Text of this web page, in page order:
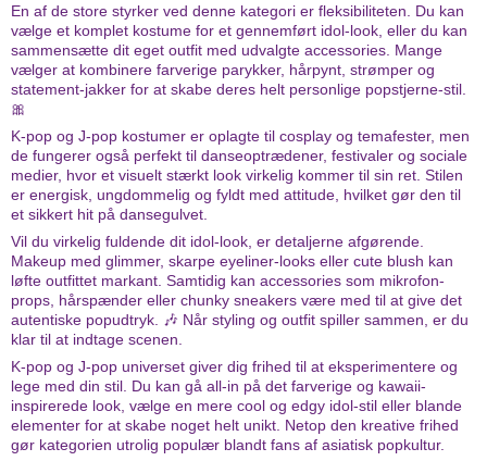
En af de store styrker ved denne kategori er fleksibiliteten. Du kan
vælge et komplet kostume for et gennemført idol-look, eller du kan
sammensætte dit eget outfit med udvalgte accessories. Mange
vælger at kombinere farverige parykker, hårpynt, strømper og
statement-jakker for at skabe deres helt personlige popstjerne-stil.
🎀
K-pop og J-pop kostumer er oplagte til cosplay og temafester, men
de fungerer også perfekt til danseoptrædener, festivaler og sociale
medier, hvor et visuelt stærkt look virkelig kommer til sin ret. Stilen
er energisk, ungdommelig og fyldt med attitude, hvilket gør den til
et sikkert hit på dansegulvet.
Vil du virkelig fuldende dit idol-look, er detaljerne afgørende.
Makeup med glimmer, skarpe eyeliner-looks eller cute blush kan
løfte outfittet markant. Samtidig kan accessories som mikrofon-
props, hårspænder eller chunky sneakers være med til at give det
autentiske popudtryk. 🎶 Når styling og outfit spiller sammen, er du
klar til at indtage scenen.
K-pop og J-pop universet giver dig frihed til at eksperimentere og
lege med din stil. Du kan gå all-in på det farverige og kawaii-
inspirerede look, vælge en mere cool og edgy idol-stil eller blande
elementer for at skabe noget helt unikt. Netop den kreative frihed
gør kategorien utrolig populær blandt fans af asiatisk popkultur.